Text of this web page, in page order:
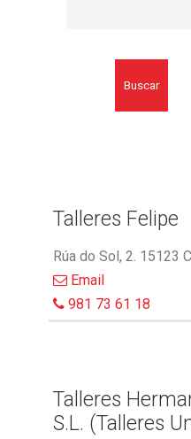
Buscar
Talleres Felipe
Rúa do Sol, 2. 15123
Email
981 73 61 18
Talleres
S.L. (Talleres